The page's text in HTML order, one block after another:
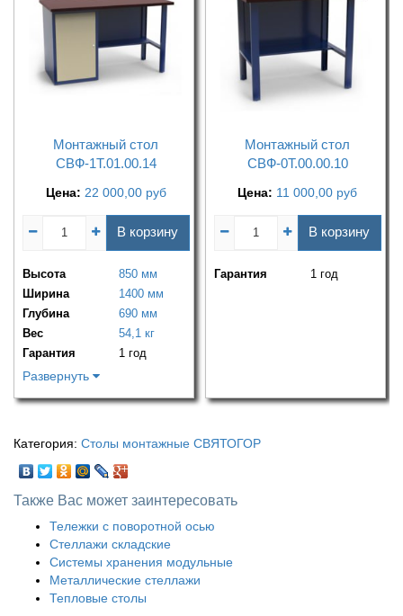
Монтажный стол
СВФ-1Т.01.00.14
Цена: 22 000,00 руб
В корзину
Высота
850 мм
Ширина
1400 мм
Глубина
690 мм
Вес
54,1 кг
Гарантия
1 год
Развернуть
Монтажный стол
СВФ-0Т.00.00.10
Цена: 11 000,00 руб
В корзину
Гарантия 1 год
Категория: Столы монтажные СВЯТОГОР
Также Вас может заинтересовать
Тележки с поворотной осью
Стеллажи складские
Системы хранения модульные
Металлические стеллажи
Тепловые столы